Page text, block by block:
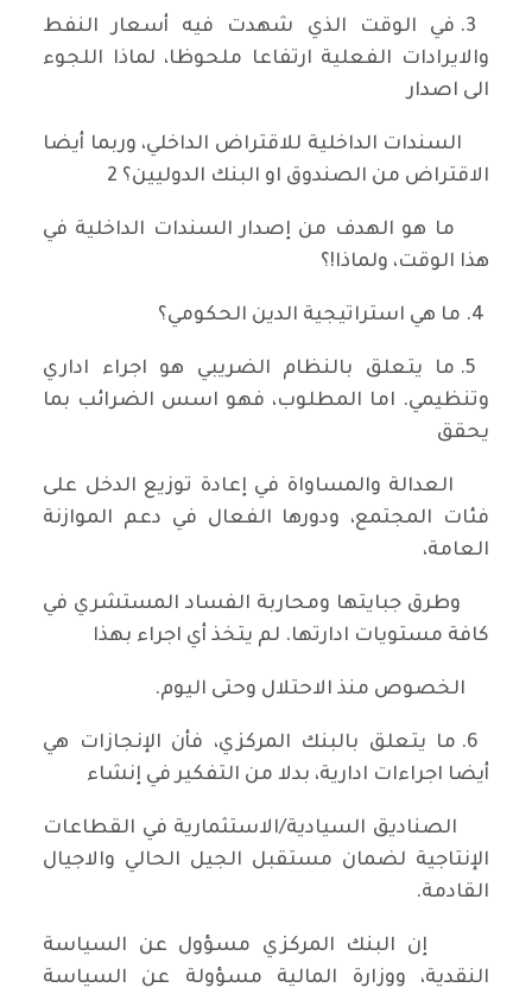
3. في الوقت الذي شهدت فيه أسعار النفط
والايرادات الفعلية ارتفاعا ملحوظا، لماذا اللجوء
الى اصدار
السندات الداخلية للاقتراض الداخلي، وربما أيضا
الاقتراض من الصندوق او البنك الدوليين؟ 2
ما هو الهدف من إصدار السندات الداخلية في
هذا الوقت، ولماذا!؟
5. ما يتعلق بالنظام الضريبي هو اجراء اداري
وتنظيمي. اما المطلوب، فهو اسس الضرائب بما
يحقق
العدالة والمساواة في إعادة توزيع الدخل على
فئات المجتمع، ودورها الفعال في دعم الموازنة
العامة،
وطرق جبايتها ومحاربة الفساد المستشري في
كافة مستويات ادارتها. لم يتخذ أي اجراء بهذا
الخصوص منذ الاحتلال وحتى اليوم.
6. ما يتعلق بالبنك المركزي، فأن الإنجازات هي
أيضا اجراءات ادارية، بدلا من التفكير في إنشاء
الصناديق السيادية/الاستثمارية في القطاعات
الإنتاجية لضمان مستقبل الجيل الحالي والاجيال
القادمة.
إن البنك المركزي مسؤول عن السياسة
النقدية، ووزارة المالية مسؤولة عن السياسة